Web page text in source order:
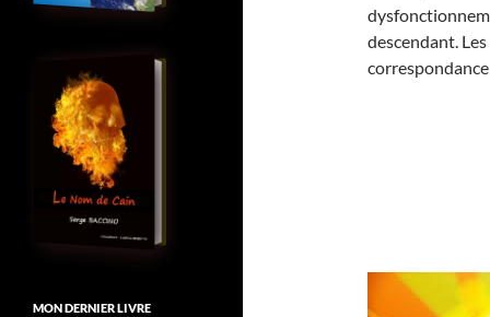
descendant.
MON DERNIER LIVRE